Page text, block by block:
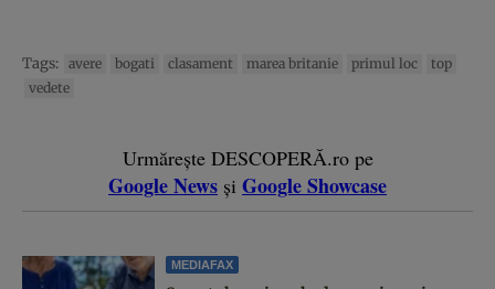
Tags: avere bogati clasament marea britanie primul loc
top
vedete
Urmărește DESCOPERĂ.ro pe
Google News și Google Showcase
MEDIAFAX